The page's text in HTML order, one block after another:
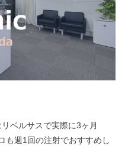
ベルサスで実際に3ヶ月
も週1回の注射でおすすめし